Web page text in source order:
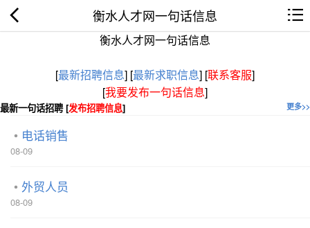
衡水人才网一句话信息
衡水人才网一句话信息
[最新招聘信息] [最新求职信息] [联系客服]
[我要发布一句话信息]
更多>>
最新一句话招聘 [发布招聘信息]
电话销售
08-09
外贸人员
08-09